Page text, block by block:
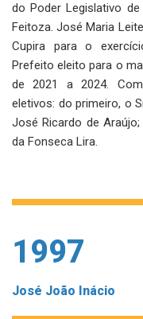
do Poder Legislativo
Feitoza. José Maria
Cupira para o
Prefeito eleito para o
de 2021 a 2024.
eletivos: do primeiro, o
José Ricardo de
da Fonseca Lira.
1997
José João Inácio